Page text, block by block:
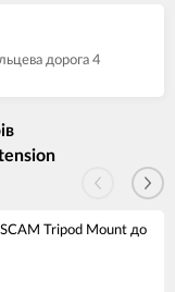
дорога 4
Tripod Mount до